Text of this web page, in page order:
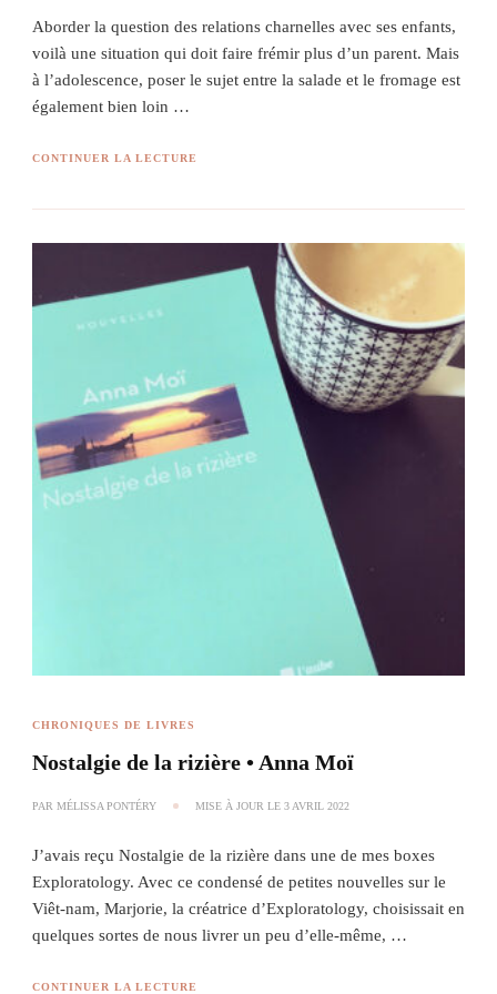
Aborder la question des relations charnelles avec ses enfants,
voilà une situation qui doit faire frémir plus d’un parent. Mais
à l’adolescence, poser le sujet entre la salade et le fromage est
également bien loin …
CONTINUER LA LECTURE
CHRONIQUES DE LIVRES
Nostalgie de la rizière • Anna Moï
PAR MÉLISSA PONTÉRY MISE À JOUR LE 3 AVRIL 2022
J’avais reçu Nostalgie de la rizière dans une de mes boxes
Exploratology. Avec ce condensé de petites nouvelles sur le
Viêt-nam, Marjorie, la créatrice d’Exploratology, choisissait en
quelques sortes de nous livrer un peu d’elle-même, …
CONTINUER LA LECTURE